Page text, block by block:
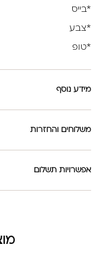
*בייס
*צבע
*טופ
מידע נוסף
משלוחים והחזרות
אפשרויות תשלום